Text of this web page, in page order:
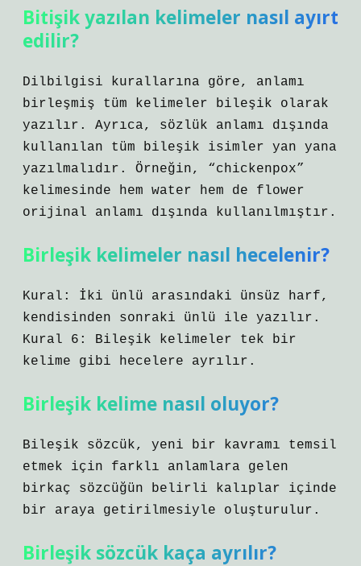
Bitişik yazılan kelimeler nasıl ayırt
edilir?
Dilbilgisi kurallarına göre, anlamı
birleşmiş tüm kelimeler bileşik olarak
yazılır. Ayrıca, sözlük anlamı dışında
kullanılan tüm bileşik isimler yan yana
yazılmalıdır. Örneğin, “chickenpox”
kelimesinde hem water hem de flower
orijinal anlamı dışında kullanılmıştır.
Birleşik kelimeler nasıl hecelenir?
Kural: İki ünlü arasındaki ünsüz harf,
kendisinden sonraki ünlü ile yazılır.
Kural 6: Bileşik kelimeler tek bir
kelime gibi hecelere ayrılır.
Birleşik kelime nasıl oluyor?
Bileşik sözcük, yeni bir kavramı temsil
etmek için farklı anlamlara gelen
birkaç sözcüğün belirli kalıplar içinde
bir araya getirilmesiyle oluşturulur.
Birleşik sözcük kaça ayrılır?